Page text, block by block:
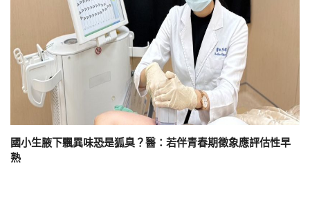
國小生腋下飄異味恐是狐臭？醫：若伴青春期徵象應評估性早
熟